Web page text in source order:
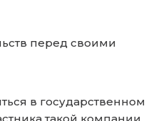
перед своими
в государственном